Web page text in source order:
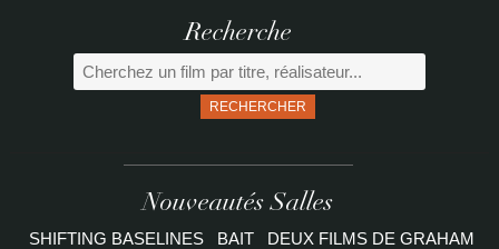
Recherche
RECHERCHER
Nouveautés Salles
SHIFTING BASELINES BAIT
DEUX FILMS DE GRAHAM